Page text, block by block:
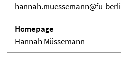
hannah.muessemann@fu-
Homepage
Hannah Müssemann